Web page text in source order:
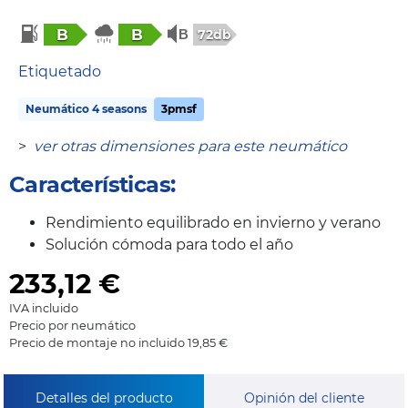
B B 72db
Etiquetado
Neumático 4 seasons 3pmsf
> ver otras dimensiones para este neumático
Características:
Rendimiento equilibrado en invierno y verano
Solución cómoda para todo el año
233,12 €
IVA incluido
Precio por neumático
Precio de montaje no incluido 19,85 €
Detalles del producto Opinión del cliente